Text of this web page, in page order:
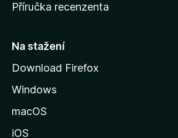
u
t
á
n
Příručka recenzenta
Na stažení
Download Firefox
Windows
macOS
iOS